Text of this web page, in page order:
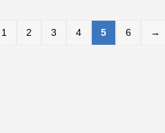
1 2 3 4 5 6 →